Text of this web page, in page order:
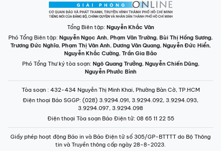
Tổng Biên tập: Nguyễn Khắc Văn
Phó Tổng Biên tập: Nguyễn Ngọc Anh, Phạm Văn Trường, Bùi Thị Hồng Sương,
Trương Đức Nghĩa, Phạm Thị Vân Anh, Dương Văn Quang, Nguyễn Đức Hiển,
Nguyễn Khắc Cường, Trần Gia Bảo
Phó Tổng Thư ký tòa soạn: Ngô Quang Trưởng, Nguyễn Chiến Dũng,
Nguyễn Phước Bình
Tòa soạn : 432-434 Nguyễn Thị Minh Khai, Phường Bàn Cờ, TP.HCM
Điện thoại Báo SGGP: (028) 3.9294.091, 3.9294.092, 3.9294.093,
3.9294.097, 3.9294.098
Điện thoại Tòa soạn Báo Điện tử: 08 65 11 22 55
Giấy phép hoạt động Báo in và Báo Điện tử số 305/GP-BTTTT do Bộ Thông
tin và Truyền thông cấp ngày 28-8-2023.